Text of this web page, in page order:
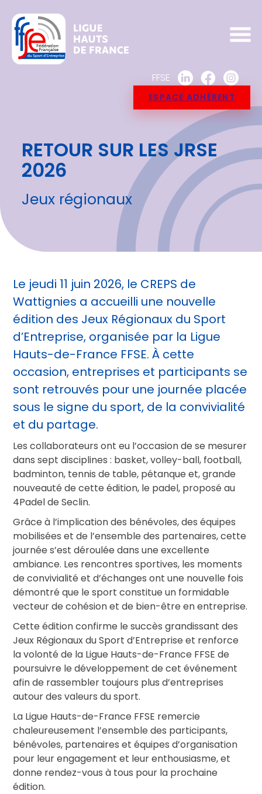
ESPACE ADHÉRENT
FFSE
RETOUR SUR LES JRSE
2026
Jeux régionaux
Le jeudi 11 juin 2026, le CREPS de
Wattignies a accueilli une nouvelle
édition des Jeux Régionaux du Sport
d’Entreprise, organisée par la Ligue
Hauts-de-France FFSE. À cette
occasion, entreprises et participants se
sont retrouvés pour une journée placée
sous le signe du sport, de la convivialité
et du partage.
Les collaborateurs ont eu l’occasion de se mesurer
dans sept disciplines : basket, volley-ball, football,
badminton, tennis de table, pétanque et, grande
nouveauté de cette édition, le padel, proposé au
4Padel de Seclin.
Grâce à l’implication des bénévoles, des équipes
mobilisées et de l’ensemble des partenaires, cette
journée s’est déroulée dans une excellente
ambiance. Les rencontres sportives, les moments
de convivialité et d’échanges ont une nouvelle fois
démontré que le sport constitue un formidable
vecteur de cohésion et de bien-être en entreprise.
Cette édition confirme le succès grandissant des
Jeux Régionaux du Sport d’Entreprise et renforce
la volonté de la Ligue Hauts-de-France FFSE de
poursuivre le développement de cet événement
afin de rassembler toujours plus d’entreprises
autour des valeurs du sport.
La Ligue Hauts-de-France FFSE remercie
chaleureusement l’ensemble des participants,
bénévoles, partenaires et équipes d’organisation
pour leur engagement et leur enthousiasme, et
donne rendez-vous à tous pour la prochaine
édition.